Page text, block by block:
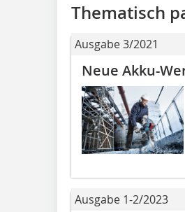
Thematisch
Ausgabe 3/2021
Neue Akku-
Ausgabe 1-2/2023